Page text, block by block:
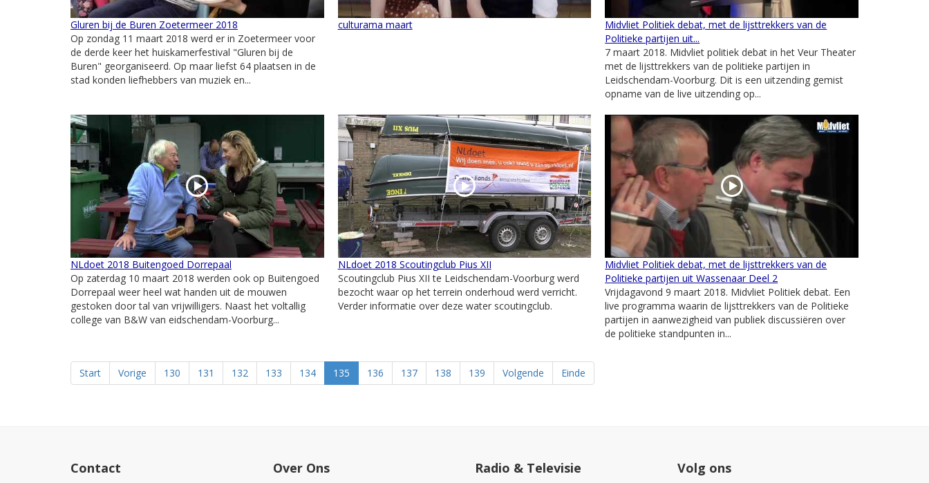
Gluren bij de Buren Zoetermeer 2018
Op zondag 11 maart 2018 werd er in Zoetermeer voor
de derde keer het huiskamerfestival "Gluren bij de
Buren" georganiseerd. Op maar liefst 64 plaatsen in de
stad konden liefhebbers van muziek en...
culturama maart
Midvliet Politiek debat, met de lijsttrekkers van de
Politieke partijen uit...
7 maart 2018. Midvliet politiek debat in het Veur Theater
met de lijsttrekkers van de politieke partijen in
Leidschendam-Voorburg. Dit is een uitzending gemist
opname van de live uitzending op...
NLdoet 2018 Buitengoed Dorrepaal
Op zaterdag 10 maart 2018 werden ook op Buitengoed
Dorrepaal weer heel wat handen uit de mouwen
gestoken door tal van vrijwilligers. Naast het voltallig
college van B&W van eidschendam-Voorburg...
NLdoet 2018 Scoutingclub Pius XII
Scoutingclub Pius XII te Leidschendam-Voorburg werd
bezocht waar op het terrein onderhoud werd verricht.
Verder informatie over deze water scoutingclub.
Midvliet Politiek debat, met de lijsttrekkers van de
Politieke partijen uit Wassenaar Deel 2
Vrijdagavond 9 maart 2018. Midvliet Politiek debat. Een
live programma waarin de lijsttrekkers van de Politieke
partijen in aanwezigheid van publiek discussiëren over
de politieke standpunten in...
Start Vorige 130 131 132 133 134 135 136 137 138 139 Volgende Einde
Contact Over Ons Radio & Televisie Volg ons